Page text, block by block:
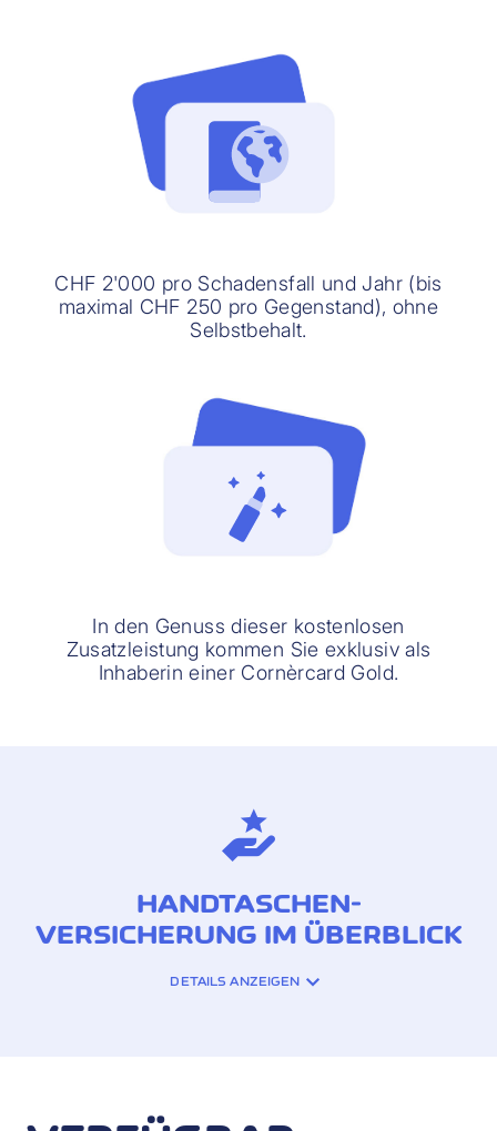
CHF 2'000 pro Schadensfall und Jahr (bis
maximal CHF 250 pro Gegenstand), ohne
Selbstbehalt.
In den Genuss dieser kostenlosen
Zusatzleistung kommen Sie exklusiv als
Inhaberin einer Cornèrcard Gold.
HANDTASCHEN-
VERSICHERUNG IM ÜBERBLICK
den Schadensfall
DETAILS ANZEIGEN